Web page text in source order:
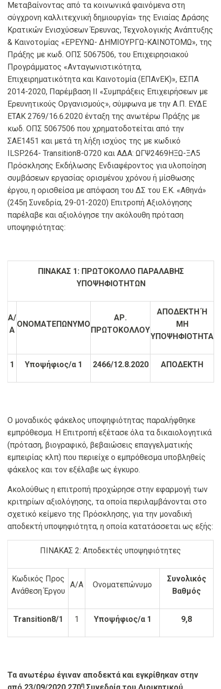
Μεταβαίνοντας από τα κοινωνικά φαινόμενα στη
σύγχρονη καλλιτεχνική δημιουργία» της Ενιαίας Δράσης
Κρατικών Ενισχύσεων Έρευνας, Τεχνολογικής Ανάπτυξης
& Καινοτομίας «ΕΡΕΥΝΩ- ΔΗΜΙΟΥΡΓΩ-ΚΑΙΝΟΤΟΜΩ», της
Πράξης με κωδ. ΟΠΣ 5067506, του Επιχειρησιακού
Προγράμματος «Ανταγωνιστικότητα,
Επιχειρηματικότητα και Καινοτομία (ΕΠΑνΕΚ)», ΕΣΠΑ
2014-2020, Παρέμβαση ΙΙ «Συμπράξεις Επιχειρήσεων με
Ερευνητικούς Οργανισμούς», σύμφωνα με την Α.Π. ΕΥΔΕ
ΕΤΑΚ 2769/16.6.2020 ένταξη της ανωτέρω Πράξης με
κωδ. ΟΠΣ 5067506 που χρηματοδοτείται από την
ΣΑΕ1451 και μετά τη λήξη ισχύος της με κωδικό
ILSP.264- Transition8-0720 και ΑΔΑ: ΩΓΨ2469ΗΞΩ-ΞΛ5
Πρόσκλησης Εκδήλωσης Ενδιαφέροντος για υλοποίηση
συμβάσεων εργασίας ορισμένου χρόνου ή μίσθωσης
έργου, η ορισθείσα με απόφαση του ΔΣ του Ε.Κ. «Αθηνά»
(245η Συνεδρία, 29-01-2020) Επιτροπή Αξιολόγησης
παρέλαβε και αξιολόγησε την ακόλουθη πρόταση
υποψηφιότητας:
ΠΙΝΑΚΑΣ 1: ΠΡΩΤΟΚΟΛΛΟ ΠΑΡΑΛΑΒΗΣ
ΥΠΟΨΗΦΙΟΤΗΤΩΝ
Α/
Α
ΟΝΟΜΑΤΕΠΩΝΥΜΟ
ΑΡ.
ΠΡΩΤΟΚΟΛΛΟΥ
ΑΠΟΔΕΚΤΗ Ή
ΜΗ
ΥΠΟΨΗΦΙΟΤΗΤΑ
1 Υποψήφιος/α 1 2466/12.8.2020 ΑΠΟΔΕΚΤΗ
Ο μοναδικός φάκελος υποψηφιότητας παραλήφθηκε
εμπρόθεσμα. Η Επιτροπή εξέτασε όλα τα δικαιολογητικά
(πρόταση, βιογραφικό, βεβαιώσεις επαγγελματικής
εμπειρίας κλπ) που περιείχε ο εμπρόθεσμα υποβληθείς
φάκελος και τον εξέλαβε ως έγκυρο.
Ακολούθως η επιτροπή προχώρησε στην εφαρμογή των
κριτηρίων αξιολόγησης, τα οποία περιλαμβάνονται στο
σχετικό κείμενο της Πρόσκλησης, για την μοναδική
αποδεκτή υποψηφιότητα, η οποία κατατάσσεται ως εξής:
ΠΙΝΑΚΑΣ 2: Αποδεκτές υποψηφιότητες
Κωδικός Προς
Ανάθεση Έργου
Α/Α Ονοματεπώνυμο
Συνολικός
Βαθμός
Transition8/1 1 Υποψήφιος/α 1 9,8
Τα ανωτέρω έγιναν αποδεκτά και εγκρίθηκαν στην
η